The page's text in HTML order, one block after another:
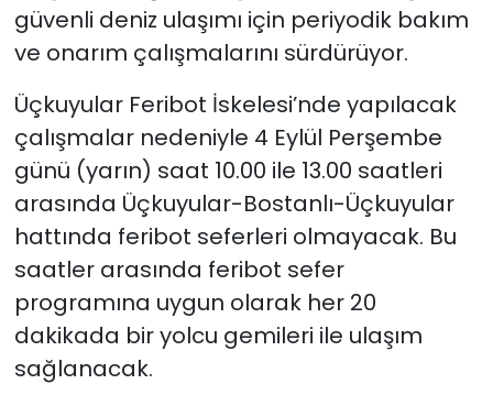
güvenli deniz ulaşımı için periyodik bakım
ve onarım çalışmalarını sürdürüyor.
Üçkuyular Feribot İskelesi’nde yapılacak
çalışmalar nedeniyle 4 Eylül Perşembe
günü (yarın) saat 10.00 ile 13.00 saatleri
arasında Üçkuyular-Bostanlı-Üçkuyular
hattında feribot seferleri olmayacak. Bu
saatler arasında feribot sefer
programına uygun olarak her 20
dakikada bir yolcu gemileri ile ulaşım
sağlanacak.